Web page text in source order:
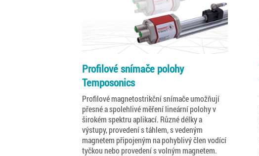
Profilové snímače polohy
Temposonics
Profilové magnetostrikční snímače umožňují
přesné a spolehlivé měření lineární polohy v
širokém spektru aplikací. Různé délky a
výstupy, provedení s táhlem, s vedeným
magnetem připojeným na pohyblivý člen vodící
tyčkou nebo provedení s volným magnetem.